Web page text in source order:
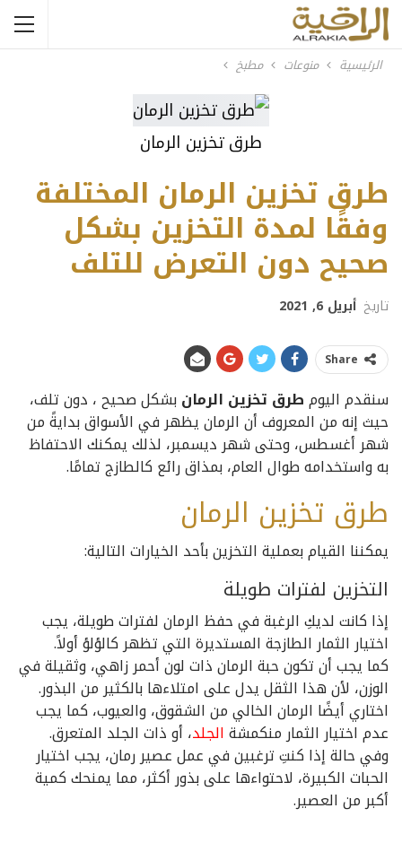
الرئيسية منوعات مطبخ
طرق تخزين الرمان
طرق تخزين الرمان المختلفة
وفقًا لمدة التخزين بشكل
صحيح دون التعرض للتلف
تاريخ أبريل 6, 2021
Share
سنقدم اليومطرق تخزين الرمانبشكل صحيح ، دون تلف،
حيث إنه من المعروف أن الرمان يظهر في الأسواق بدايةً من
شهر أغسطس، وحتى شهر ديسمبر، لذلك يمكنك الاحتفاظ
به واستخدامه طوال العام، بمذاق رائع كالطازج تمامًا.
طرق تخزين الرمان
يمكننا القيام بعملية التخزين بأحد الخيارات التالية:
التخزين لفترات طويلة
إذا كانت لديكِ الرغبة في حفظ الرمان لفترات طويلة، يجب
اختيار الثمار الطازجة المستديرة التي تظهر كالؤلؤ أولاً.
كما يجب أن تكون حبة الرمان ذات لون أحمر زاهي، وثقيلة في
الوزن، لأن هذا الثقل يدل على امتلاءها بالكثير من البذور.
اختاري أيضًا الرمان الخالي من الشقوق، والعيوب، كما يجب
عدم اختيار الثمار منكمشةالجلد، أو ذات الجلد المتعرق.
وفي حالة إذا كنتِ ترغبين في عمل عصير رمان، يجب اختيار
الحبات الكبيرة، لاحتواءها على بذور أكثر، مما يمنحك كمية
أكبر من العصير.